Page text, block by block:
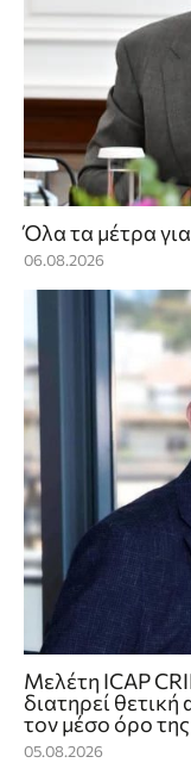
Όλα τα μέτρα
06.08.2026
Μελέτη ICAP
διατηρεί
τον μέσο όρο
05.08.2026